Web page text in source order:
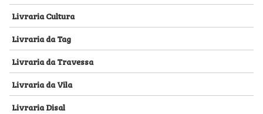
Livraria Cultura
Livraria da Tag
Livraria da Travessa
Livraria da Vila
Livraria Disal